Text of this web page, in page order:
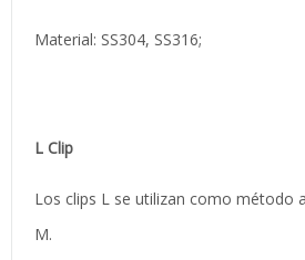
Material: SS304, SS316;
L Clip
Los clips L se utilizan como método
M.